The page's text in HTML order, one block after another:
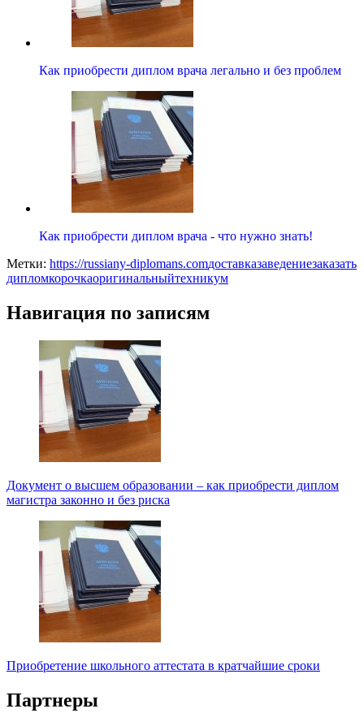
Как приобрести диплом врача легально и без проблем
Как приобрести диплом врача - что нужно знать!
Метки: https://russiany-diplomans.comдоставказаведениезаказать
дипломкорочкаоригинальныйтехникум
Навигация по записям
Документ о высшем образовании – как приобрести диплом
магистра законно и без риска
Приобретение школьного аттестата в кратчайшие сроки
Партнеры